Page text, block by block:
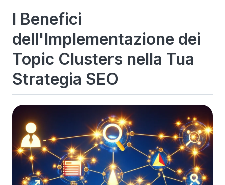
I Benefici
dell'Implementazione dei
Topic Clusters nella Tua
Strategia SEO